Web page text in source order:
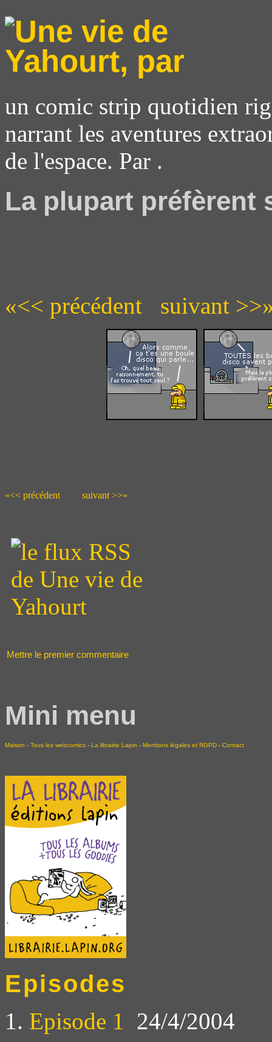
un comic strip quotidien
narrant les aventures
de l'espace. Par .
La plupart préfèrent
«<< précédent suivant
«<< précédent suivant >>»
Mettre le premier commentaire
Mini menu
Maison - Tous les webcomics - La librairie Lapin - Mentions légales et RGPD - Contact
Episodes
1. Episode 1 24/4/2004